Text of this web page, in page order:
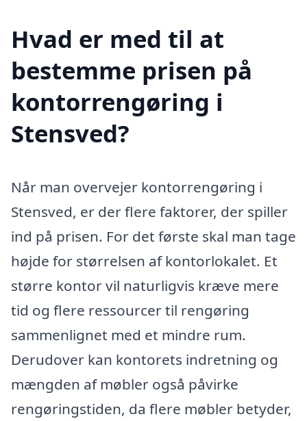
Hvad er med til at
bestemme prisen på
kontorrengøring i
Stensved?
Når man overvejer kontorrengøring i
Stensved, er der flere faktorer, der spiller
ind på prisen. For det første skal man tage
højde for størrelsen af kontorlokalet. Et
større kontor vil naturligvis kræve mere
tid og flere ressourcer til rengøring
sammenlignet med et mindre rum.
Derudover kan kontorets indretning og
mængden af møbler også påvirke
rengøringstiden, da flere møbler betyder,